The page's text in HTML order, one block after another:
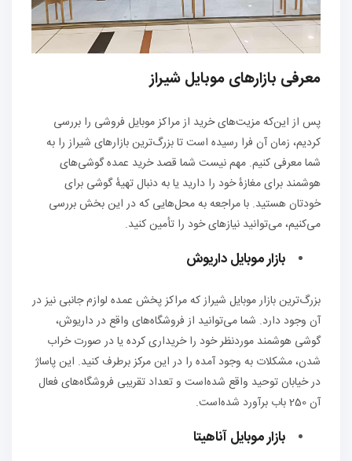
معرفی بازارهای موبایل شیراز
پس از این‌که مزیت‌های خرید از مراکز موبایل فروشی را بررسی
کردیم، زمان آن فرا رسیده است تا بزرگ‌ترین بازارهای شیراز را به
شما معرفی کنیم. مهم نیست شما قصد خرید عمده گوشی‌های
هوشمند برای مغازهٔ خود را دارید یا به دنبال تهیهٔ گوشی برای
خودتان هستید. با مراجعه به محل‌هایی که در این بخش بررسی
می‌کنیم، می‌توانید نیازهای خود را تأمین کنید.
بازار موبایل داریوش
بزرگ‌ترین بازار موبایل شیراز که مراکز پخش عمده لوازم جانبی نیز در
آن وجود دارد. شما می‌توانید از فروشگاه‌های واقع در داریوش،
گوشی هوشمند موردنظر خود را خریداری کرده یا در صورت خراب
شدن، مشکلات به وجود آمده را در این مرکز برطرف کنید. این پاساژ
در خیابان توحید واقع شده‌است و تعداد تقریبی فروشگاه‌های فعال
آن 250 باب برآورد شده‌است.
بازار موبایل آناهیتا